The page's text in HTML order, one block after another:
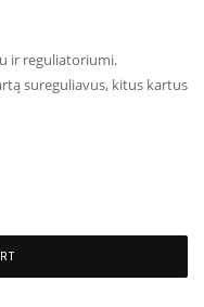
ir reguliatoriumi.
sureguliavus, kitus kartus